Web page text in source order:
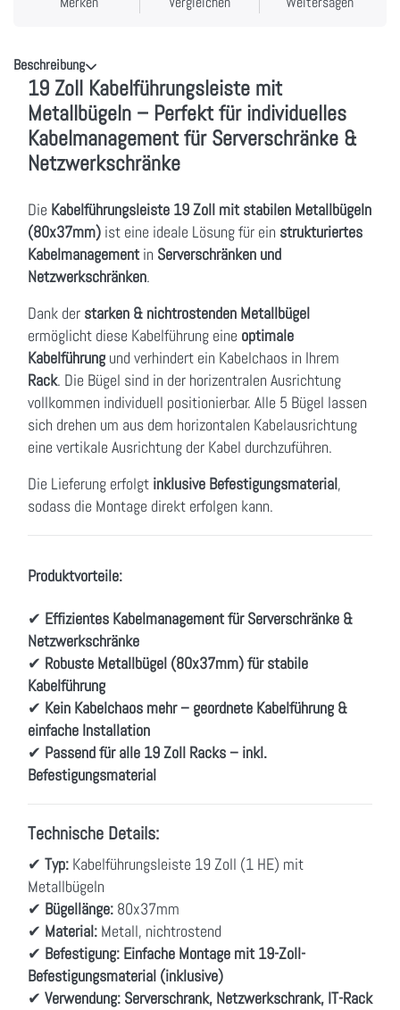
Beschreibung
19 Zoll Kabelführungsleiste mit
Metallbügeln – Perfekt für individuelles
Kabelmanagement für Serverschränke &
Netzwerkschränke
Die Kabelführungsleiste 19 Zoll mit stabilen Metallbügeln
(80x37mm) ist eine ideale Lösung für ein strukturiertes
Kabelmanagement in Serverschränken und
Netzwerkschränken.
Dank der starken & nichtrostenden Metallbügel
ermöglicht diese Kabelführung eine optimale
Kabelführung und verhindert ein Kabelchaos in Ihrem
Rack. Die Bügel sind in der horizentralen Ausrichtung
vollkommen individuell positionierbar. Alle 5 Bügel lassen
sich drehen um aus dem horizontalen Kabelausrichtung
eine vertikale Ausrichtung der Kabel durchzuführen.
Die Lieferung erfolgt inklusive Befestigungsmaterial,
sodass die Montage direkt erfolgen kann.
Produktvorteile:
✔ Effizientes Kabelmanagement für Serverschränke &
Netzwerkschränke
✔ Robuste Metallbügel (80x37mm) für stabile
Kabelführung
✔ Kein Kabelchaos mehr – geordnete Kabelführung &
einfache Installation
✔ Passend für alle 19 Zoll Racks – inkl.
Befestigungsmaterial
Technische Details:
✔ Typ: Kabelführungsleiste 19 Zoll (1 HE) mit
Metallbügeln
✔ Bügellänge: 80x37mm
✔ Material: Metall, nichtrostend
✔ Befestigung: Einfache Montage mit 19-Zoll-
Befestigungsmaterial (inklusive)
✔ Verwendung: Serverschrank, Netzwerkschrank, IT-Rack